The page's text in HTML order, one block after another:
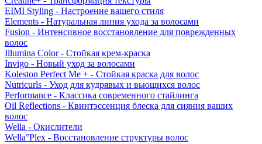
EIMI Styling - Настроение вашего стиля
Elements - Натуральная линия ухода за волосами
Fusion - Интенсивное восстановление для поврежденных
волос
Illumina Color - Стойкая крем-краска
Invigo - Новый уход за волосами
Koleston Perfect Me + - Стойкая краска для волос
Nutricurls - Уход для кудрявых и вьющихся волос
Performance - Классика современного стайлинга
Oil Reflections - Квинтэссенция блеска для сияния ваших
волос
Wella - Окислители
Wella°Plex - Восстановление структуры волос